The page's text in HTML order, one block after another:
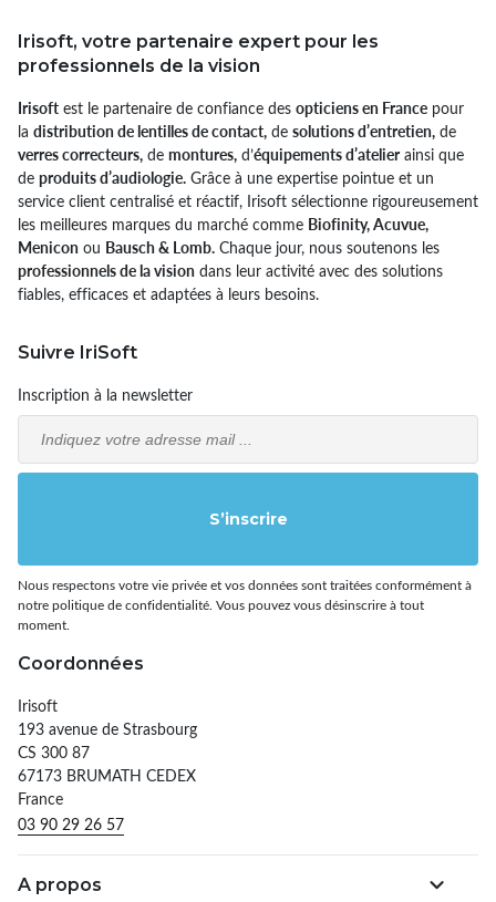
Irisoft, votre partenaire expert pour les
professionnels de la vision
Irisoft est le partenaire de confiance des opticiens en France pour
la distribution de lentilles de contact, de solutions d’entretien, de
verres correcteurs, de montures, d’équipements d’atelierainsi que
de produits d’audiologie. Grâce à une expertise pointue et un
service client centralisé et réactif, Irisoft sélectionne rigoureusement
les meilleures marques du marché comme Biofinity, Acuvue,
Menicon ou Bausch & Lomb. Chaque jour, nous soutenons les
professionnels de la vision dans leur activité avec des solutions
fiables, efficaces et adaptées à leurs besoins.
Suivre IriSoft
Inscription à la newsletter
Email
S’inscrire
Nous respectons votre vie privée et vos données sont traitées conformément à
notre politique de confidentialité. Vous pouvez vous désinscrire à tout
moment.
Coordonnées
Irisoft
193 avenue de Strasbourg
CS 300 87
67173 BRUMATH CEDEX
France
03 90 29 26 57
A propos